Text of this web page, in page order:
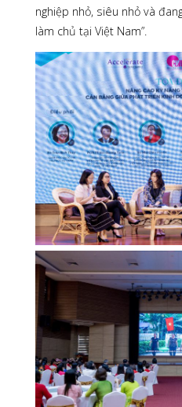
nghiệp nhỏ, siêu nhỏ và
làm chủ tại Việt Nam”.